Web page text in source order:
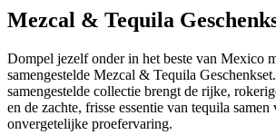
Mezcal & Tequila
Dompel jezelf onder in het beste van Mexico
samengestelde Mezcal & Tequila
samengestelde collectie brengt de rijke,
en de zachte, frisse essentie van tequila samen
onvergetelijke proefervaring.